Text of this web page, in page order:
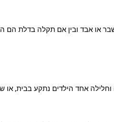
או אבד ובין אם תקלה בדלת הם
אחד הילדים נתקע בבית, או